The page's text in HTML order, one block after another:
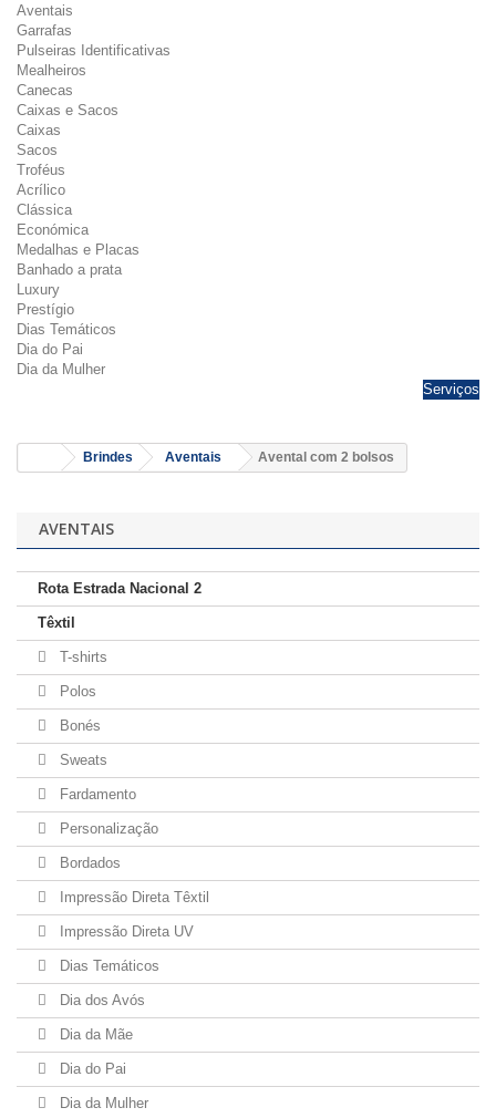
Aventais
Garrafas
Pulseiras Identificativas
Mealheiros
Canecas
Caixas e Sacos
Caixas
Sacos
Troféus
Acrílico
Clássica
Económica
Medalhas e Placas
Banhado a prata
Luxury
Prestígio
Dias Temáticos
Dia do Pai
Dia da Mulher
Serviços
Brindes Aventais Avental com 2 bolsos
AVENTAIS
Rota Estrada Nacional 2
Têxtil
T-shirts
Polos
Bonés
Sweats
Fardamento
Personalização
Bordados
Impressão Direta Têxtil
Impressão Direta UV
Dias Temáticos
Dia dos Avós
Dia da Mãe
Dia do Pai
Dia da Mulher